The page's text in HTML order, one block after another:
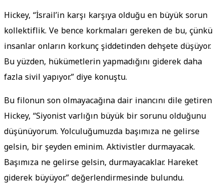
Hickey, “İsrail’in karşı karşıya olduğu en büyük sorun
kollektiflik. Ve bence korkmaları gereken de bu, çünkü
insanlar onların korkunç şiddetinden dehşete düşüyor.
Bu yüzden, hükümetlerin yapmadığını giderek daha
fazla sivil yapıyor.” diye konuştu.
Bu filonun son olmayacağına dair inancını dile getiren
Hickey, “Siyonist varlığın büyük bir sorunu olduğunu
düşünüyorum. Yolculuğumuzda başımıza ne gelirse
gelsin, bir şeyden eminim. Aktivistler durmayacak.
Başımıza ne gelirse gelsin, durmayacaklar. Hareket
giderek büyüyor.” değerlendirmesinde bulundu.